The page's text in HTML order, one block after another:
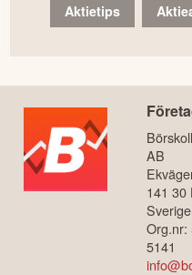
Aktietips
AB
141 30
Sverige
Org.nr:
5141